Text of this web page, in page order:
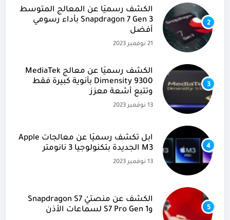
2
الكشف رسميًا عن المعالج المتوسط
Snapdragon 7 Gen 3 بأداء رسومي
أفضل
21 نوفمبر 2023
3
الكشف رسميًا عن معالج MediaTek
Dimensity 9300 بأنوية كبيرة فقط
وتتبع أشعة معزز
13 نوفمبر 2023
4
آبل تكشف رسميًا عن معالجات Apple
M3 الجديدة بتكنولوجيا 3 نانومتر
13 نوفمبر 2023
5
الكشف عن منصتيْ Snapdragon S7
وS7 Pro Gen 1 لسماعات الأذن